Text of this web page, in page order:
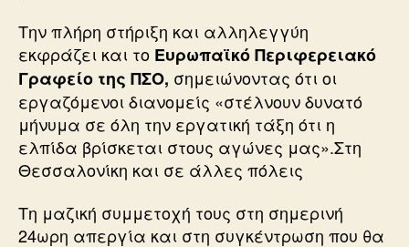
Την πλήρη στήριξη και αλληλεγγύη
εκφράζει και το Ευρωπαϊκό Περιφερειακό
Γραφείο της ΠΣΟ, σημειώνοντας ότι οι
εργαζόμενοι διανομείς «στέλνουν δυνατό
μήνυμα σε όλη την εργατική τάξη ότι η
ελπίδα βρίσκεται στους αγώνες μας».Στη
Θεσσαλονίκη και σε άλλες πόλεις
Tη μαζική συμμετοχή τους στη σημερινή
24ωρη απεργία και στη συγκέντρωση που θα